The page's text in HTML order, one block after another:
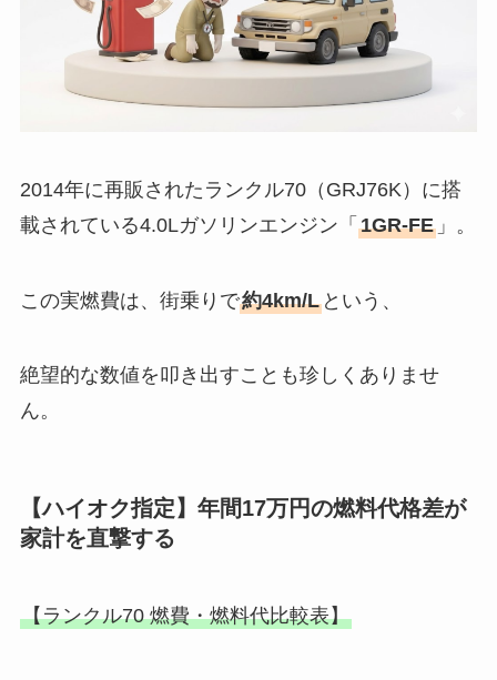
2014年に再販されたランクル70（GRJ76K）に搭
載されている4.0Lガソリンエンジン「 1GR-FE」。
この実燃費は、街乗りで約4km/Lという、
絶望的な数値を叩き出すことも珍しくありませ
ん。
【ハイオク指定】年間17万円の燃料代格差が
家計を直撃する
【ランクル70 燃費・燃料代比較表】